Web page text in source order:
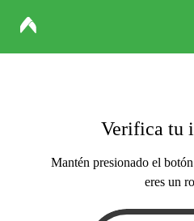
Verifica tu
Mantén presionado el
eres un